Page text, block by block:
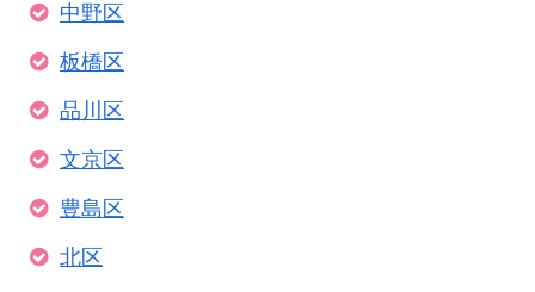
中野区
板橋区
品川区
文京区
豊島区
北区